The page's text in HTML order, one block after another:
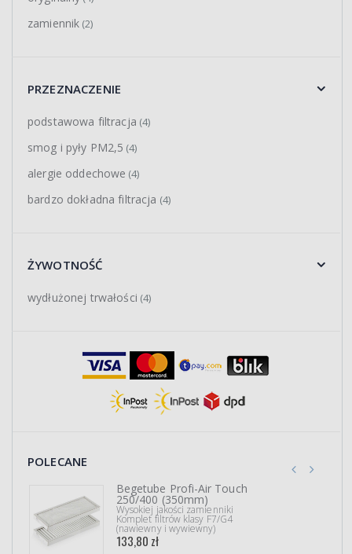
zamiennik (2)
PRZEZNACZENIE
podstawowa filtracja (4)
smog i pyły PM2,5 (4)
alergie oddechowe (4)
bardzo dokładna filtracja (4)
ŻYWOTNOŚĆ
wydłużonej trwałości (4)
POLECANE
Begetube Profi-Air Touch
250/400 (350mm)
Wysokiej jakości zamienniki
Komplet filtrów klasy F7/G4
(nawiewny i wywiewny)
133,80 zł